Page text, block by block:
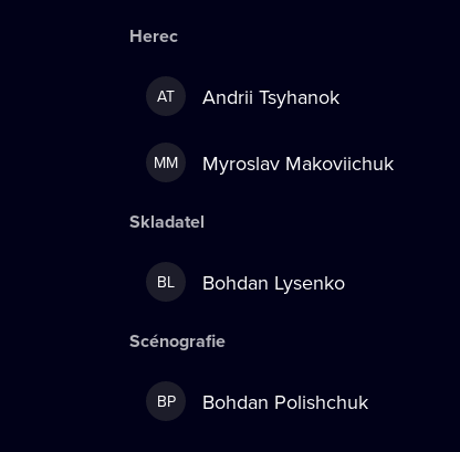
Herec
AT Andrii Tsyhanok
MM Myroslav Makoviichuk
Skladatel
BL Bohdan Lysenko
Scénografie
BP Bohdan Polishchuk